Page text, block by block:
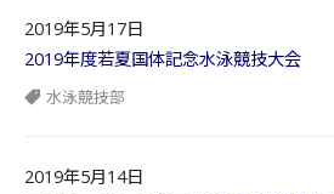
2019年5月17日
2019年度若夏国体記念水泳競技大会
水泳競技部
2019年5月14日